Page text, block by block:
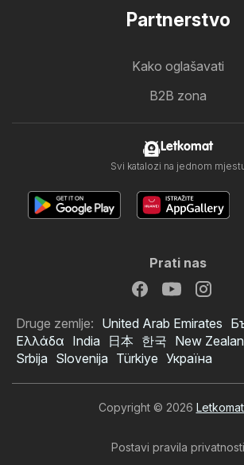
Partnerstvo
Kako oglašavati
B2B zona
Letkomat
Svi katalozi na jednom
Prati nas
Druge zemlje: United Arab Emirates
Ελλάδα India 日本 한국 New
Srbija Slovenija Türkiye Україна
Copyright © 2026
Postavi pravila privatnosti